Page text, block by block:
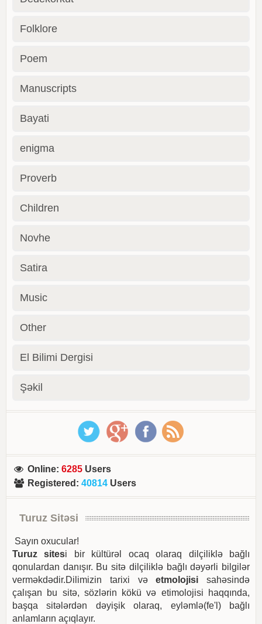
Folklore
Poem
Manuscripts
Bayati
enigma
Proverb
Children
Novhe
Satira
Music
Other
El Bilimi Dergisi
Şəkil
Online:6285 Users
Registered :40814 Users
Turuz Sitəsi
Sayın oxucular!
Turuz sitesi bir kültürəl ocaq olaraq dilçiliklə bağlı
qonulardan danışır. Bu sitə dilçiliklə bağlı dəyərli bilgilər
verməkdədir.Dilimizin tarixi vəetmolojisi sahəsində
çalışan bu sitə, sözlərin kökü və etimolojisi haqqında,
başqa sitələrdən dəyişik olaraq, eyləmlə(fe'l) bağlı
anlamların açıqlayır.